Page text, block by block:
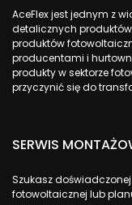
AceFlex jest jednym z
detalicznych
produktów
producentami i
produkty w sektorze
przyczynić się do
SERWIS
Szukasz
fotowoltaicznej lub